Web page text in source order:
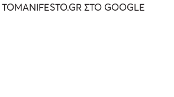
ΣΤΟ GOOGLE